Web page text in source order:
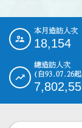
::: 本月造訪人次
18,154
總造訪人次
(自93.07.26